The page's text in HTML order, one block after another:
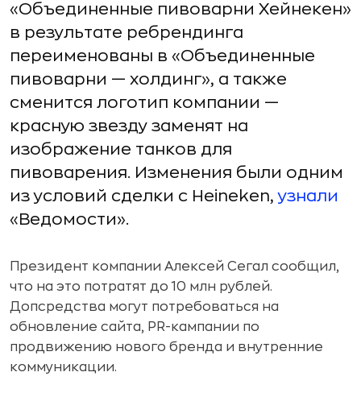
«Объединенные пивоварни Хейнекен»
в результате ребрендинга
переименованы в «Объединенные
пивоварни — холдинг», а также
сменится логотип компании —
красную звезду заменят на
изображение танков для
пивоварения. Изменения были одним
из условий сделки с Heineken,узнали
«Ведомости».
Президент компании Алексей Сегал сообщил,
что на это потратят до 10 млн рублей.
Допсредства могут потребоваться на
обновление сайта, PR-кампании по
продвижению нового бренда и внутренние
коммуникации.